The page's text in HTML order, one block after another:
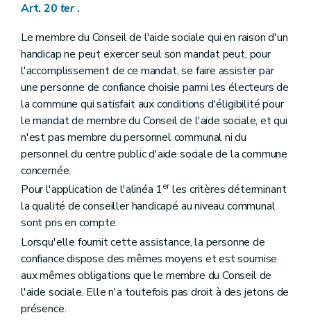
Art. 20 ter.
Le membre du Conseil de l'aide sociale qui en raison d'un
handicap ne peut exercer seul son mandat peut, pour
l'accomplissement de ce mandat, se faire assister par
une personne de confiance choisie parmi les électeurs de
la commune qui satisfait aux conditions d'éligibilité pour
le mandat de membre du Conseil de l'aide sociale, et qui
n'est pas membre du personnel communal ni du
personnel du centre public d'aide sociale de la commune
concernée.
Pour l'application de l'alinéa 1erles critères déterminant
la qualité de conseiller handicapé au niveau communal
sont pris en compte.
Lorsqu'elle fournit cette assistance, la personne de
confiance dispose des mêmes moyens et est soumise
aux mêmes obligations que le membre du Conseil de
l'aide sociale. Elle n'a toutefois pas droit à des jetons de
présence.